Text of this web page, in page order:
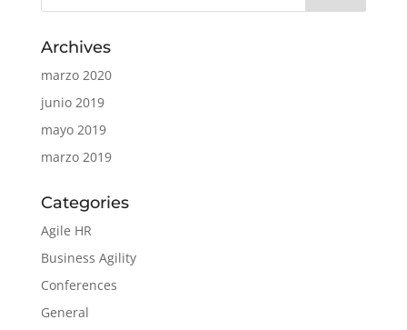
Archives
marzo 2020
junio 2019
mayo 2019
marzo 2019
Categories
Agile HR
Business Agility
Conferences
General